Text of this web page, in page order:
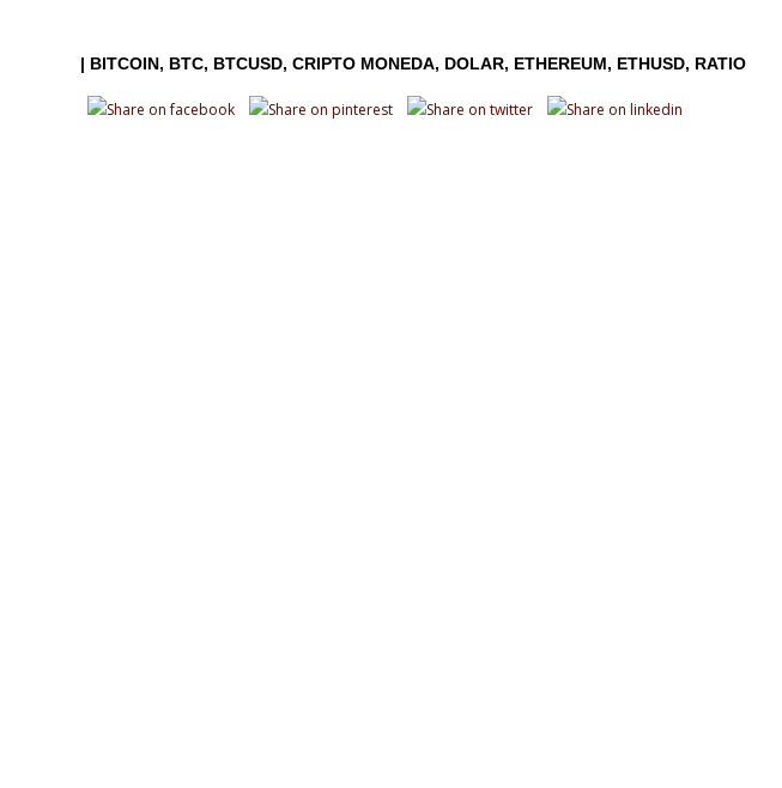
| BITCOIN BTC BTCUSD CRIPTO MONEDA DOLAR ETHEREUM ETHUSD RATIO